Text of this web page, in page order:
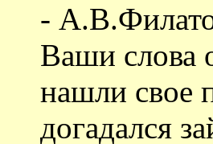
-
Ваши слова
нашли свое
догадался